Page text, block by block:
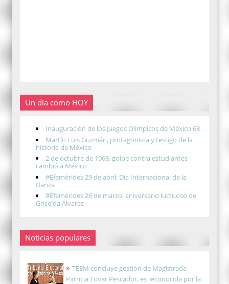
Un día como HOY
Inauguración de los Juegos Olímpicos de México 68
Martín Luis Guzmán, protagonista y testigo de la
historia de México
2 de octubre de 1968, golpe contra estudiantes
cambió a México
#Efemérides 29 de abril: Día Internacional de la
Danza
#Efemérides 26 de marzo, aniversario luctuoso de
Griselda Álvarez
Noticias populares
TEEM concluye gestión de Magistrada
Patricia Tovar Pescador, es reconocida por la